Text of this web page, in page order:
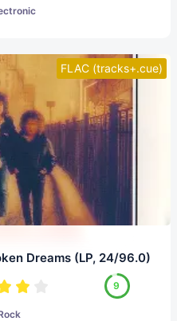
FLAC (tracks+.cue)
Dreams (LP, 24/96.0)
9